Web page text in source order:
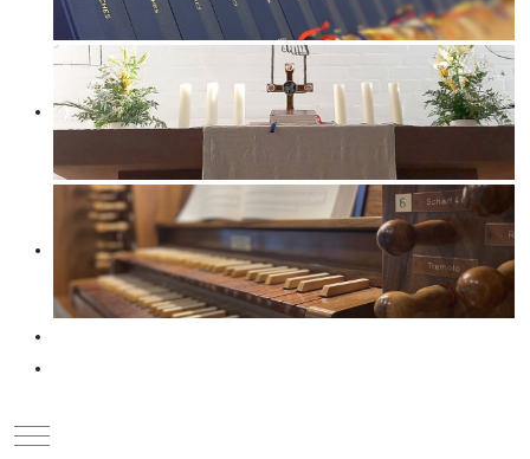
Mobile Menu Toggle